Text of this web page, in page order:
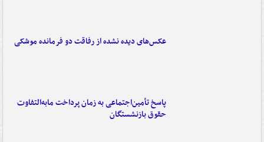
عکس‌های دیده نشده از رفاقت دو فرمانده‌ موشکی
پاسخ تأمین‌اجتماعی به زمان پرداخت مابه‌التفاوت
حقوق بازنشستگان